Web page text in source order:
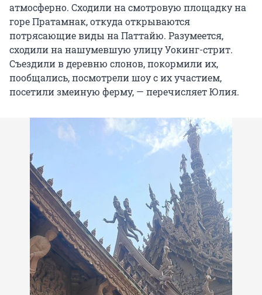
атмосферно. Сходили на смотровую площадку на
горе Пратамнак, откуда открываются
потрясающие виды на Паттайю. Разумеется,
сходили на нашумевшую улицу Уокинг-стрит.
Съездили в деревню слонов, покормили их,
пообщались, посмотрели шоу с их участием,
посетили змеиную ферму, — перечисляет Юлия.